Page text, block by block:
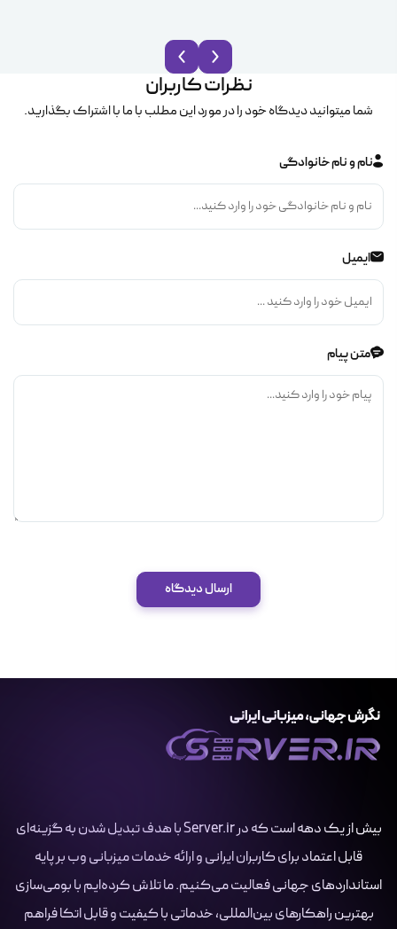
نظرات کاربران
شما میتوانید دیدگاه خود را در مورد این مطلب با ما با اشتراک بگذارید.
نام و نام خانوادگی
ایمیل
متن پیام
ارسال دیدگاه
بیش از یک دهه است که در Server.ir با هدف تبدیل شدن به گزینه‌ای
قابل اعتماد برای کاربران ایرانی و ارائه خدمات میزبانی وب بر پایه
استانداردهای جهانی فعالیت می‌کنیم. ما تلاش کرده‌ایم با بومی‌سازی
بهترین راهکارهای بین‌المللی، خدماتی با کیفیت و قابل اتکا فراهم